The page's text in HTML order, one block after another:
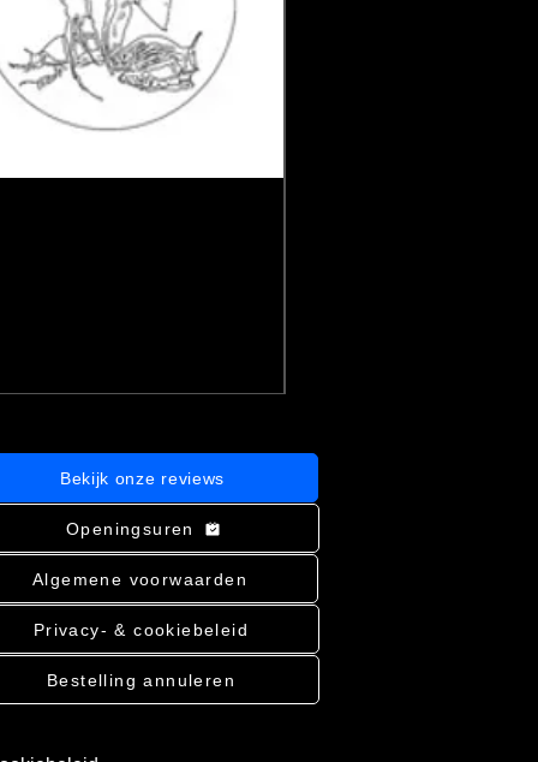
Bekijk onze reviews
Openingsuren
Algemene voorwaarden
Privacy- & cookiebeleid
Bestelling annuleren